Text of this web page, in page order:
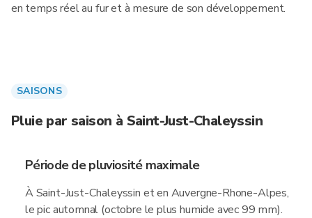
en temps réel au fur et à mesure de son développement.
SAISONS
Pluie par saison à Saint-Just-Chaleyssin
Période de pluviosité maximale
À Saint-Just-Chaleyssin et en Auvergne-Rhone-Alpes,
le pic automnal (octobre le plus humide avec 99 mm).